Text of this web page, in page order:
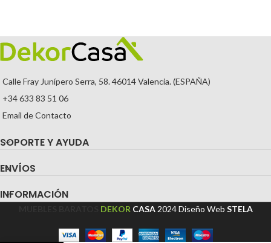
Calle Fray Junípero Serra, 58. 46014 Valencia. (ESPAÑA)
+34 633 83 51 06
Email de Contacto
SOPORTE Y AYUDA
ENVÍOS
INFORMACIÓN
DEKOR CASA 2024Diseño Web STELA